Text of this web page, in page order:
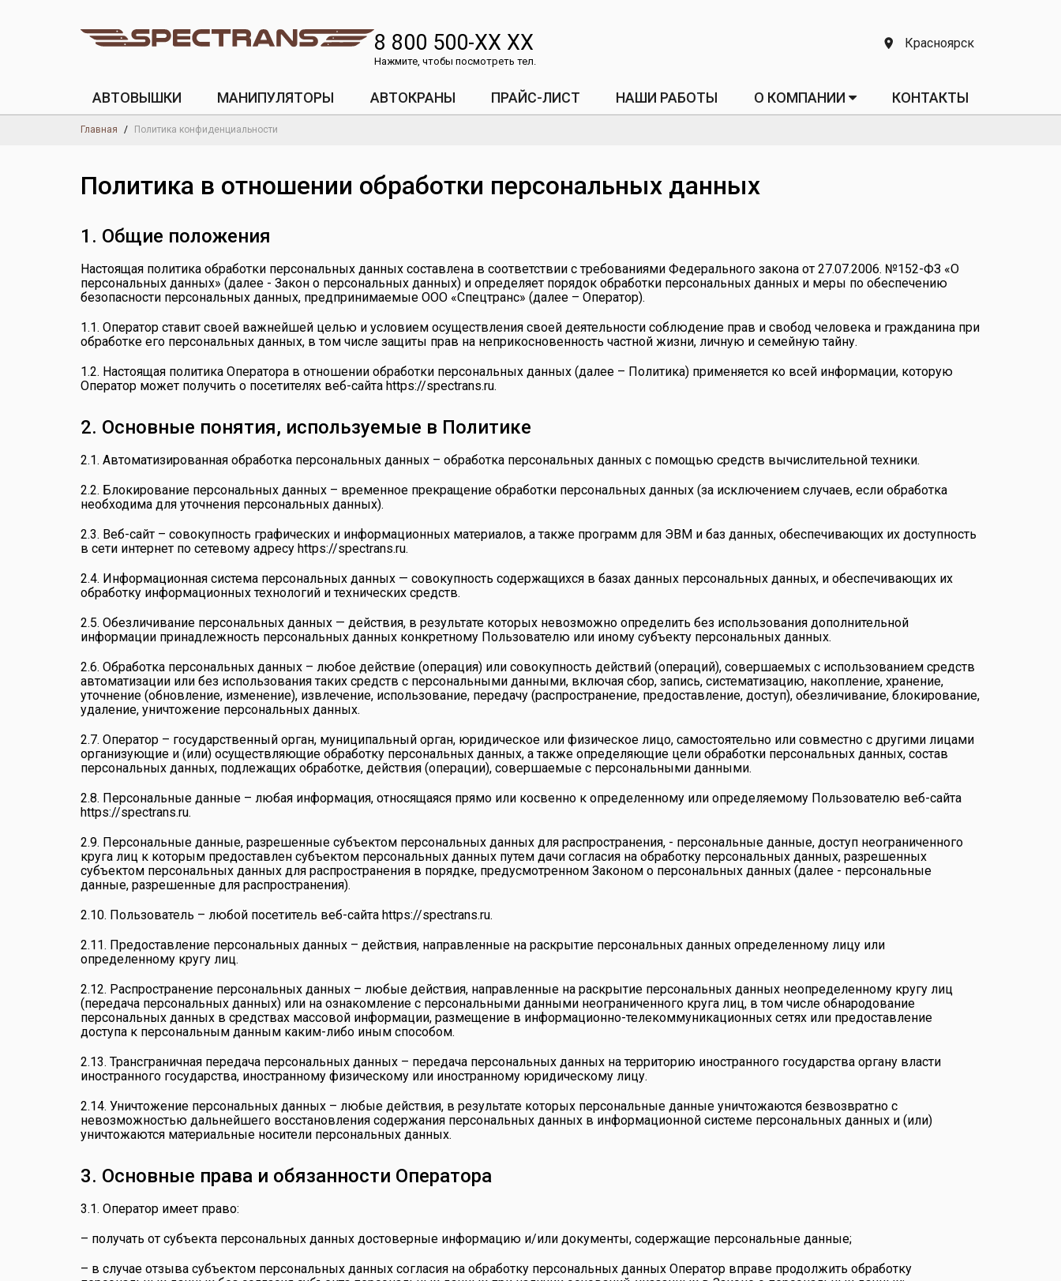
8 800 500-XX XX
Нажмите, чтобы посмотреть тел.
Красноярск
АВТОВЫШКИ МАНИПУЛЯТОРЫ АВТОКРАНЫ ПРАЙС-ЛИСТ НАШИ РАБОТЫ О КОМПАНИИ КОНТАКТЫ
Главная Политика конфиденциальности
Политика в отношении обработки персональных данных
1. Общие положения
Настоящая политика обработки персональных данных составлена в соответствии с требованиями Федерального закона от 27.07.2006. №152-ФЗ «О
персональных данных» (далее - Закон о персональных данных) и определяет порядок обработки персональных данных и меры по обеспечению
безопасности персональных данных, предпринимаемые ООО «Спецтранс» (далее – Оператор).
1.1. Оператор ставит своей важнейшей целью и условием осуществления своей деятельности соблюдение прав и свобод человека и гражданина при
обработке его персональных данных, в том числе защиты прав на неприкосновенность частной жизни, личную и семейную тайну.
1.2. Настоящая политика Оператора в отношении обработки персональных данных (далее – Политика) применяется ко всей информации, которую
Оператор может получить о посетителях веб-сайта https://spectrans.ru.
2. Основные понятия, используемые в Политике
2.1. Автоматизированная обработка персональных данных – обработка персональных данных с помощью средств вычислительной техники.
2.2. Блокирование персональных данных – временное прекращение обработки персональных данных (за исключением случаев, если обработка
необходима для уточнения персональных данных).
2.3. Веб-сайт – совокупность графических и информационных материалов, а также программ для ЭВМ и баз данных, обеспечивающих их доступность
в сети интернет по сетевому адресу https://spectrans.ru.
2.4. Информационная система персональных данных — совокупность содержащихся в базах данных персональных данных, и обеспечивающих их
обработку информационных технологий и технических средств.
2.5. Обезличивание персональных данных — действия, в результате которых невозможно определить без использования дополнительной
информации принадлежность персональных данных конкретному Пользователю или иному субъекту персональных данных.
2.6. Обработка персональных данных – любое действие (операция) или совокупность действий (операций), совершаемых с использованием средств
автоматизации или без использования таких средств с персональными данными, включая сбор, запись, систематизацию, накопление, хранение,
уточнение (обновление, изменение), извлечение, использование, передачу (распространение, предоставление, доступ), обезличивание, блокирование,
удаление, уничтожение персональных данных.
2.7. Оператор – государственный орган, муниципальный орган, юридическое или физическое лицо, самостоятельно или совместно с другими лицами
организующие и (или) осуществляющие обработку персональных данных, а также определяющие цели обработки персональных данных, состав
персональных данных, подлежащих обработке, действия (операции), совершаемые с персональными данными.
2.8. Персональные данные – любая информация, относящаяся прямо или косвенно к определенному или определяемому Пользователю веб-сайта
https://spectrans.ru.
2.9. Персональные данные, разрешенные субъектом персональных данных для распространения, - персональные данные, доступ неограниченного
круга лиц к которым предоставлен субъектом персональных данных путем дачи согласия на обработку персональных данных, разрешенных
субъектом персональных данных для распространения в порядке, предусмотренном Законом о персональных данных (далее - персональные
данные, разрешенные для распространения).
2.10. Пользователь – любой посетитель веб-сайта https://spectrans.ru.
2.11. Предоставление персональных данных – действия, направленные на раскрытие персональных данных определенному лицу или
определенному кругу лиц.
2.12. Распространение персональных данных – любые действия, направленные на раскрытие персональных данных неопределенному кругу лиц
(передача персональных данных) или на ознакомление с персональными данными неограниченного круга лиц, в том числе обнародование
персональных данных в средствах массовой информации, размещение в информационно-телекоммуникационных сетях или предоставление
доступа к персональным данным каким-либо иным способом.
2.13. Трансграничная передача персональных данных – передача персональных данных на территорию иностранного государства органу власти
иностранного государства, иностранному физическому или иностранному юридическому лицу.
2.14. Уничтожение персональных данных – любые действия, в результате которых персональные данные уничтожаются безвозвратно с
невозможностью дальнейшего восстановления содержания персональных данных в информационной системе персональных данных и (или)
уничтожаются материальные носители персональных данных.
3. Основные права и обязанности Оператора
3.1. Оператор имеет право:
– получать от субъекта персональных данных достоверные информацию и/или документы, содержащие персональные данные;
– в случае отзыва субъектом персональных данных согласия на обработку персональных данных Оператор вправе продолжить обработку